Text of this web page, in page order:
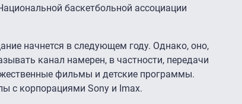
баскетбольной ассоциации
начнется в следующем году. Однако, оно,
канал намерен, в частности, передачи
фильмы и детские программы.
с корпорациями Sony и Imax.